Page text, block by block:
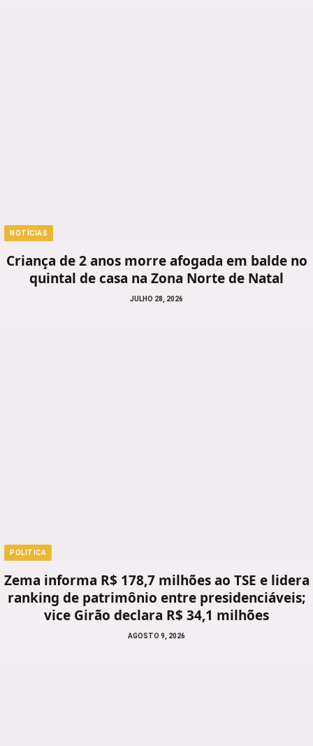
NOTÍCIAS
Criança de 2 anos morre afogada em balde no
quintal de casa na Zona Norte de Natal
JULHO 28, 2026
POLITICA
Zema informa R$ 178,7 milhões ao TSE e lidera
ranking de patrimônio entre presidenciáveis;
vice Girão declara R$ 34,1 milhões
AGOSTO 9, 2026